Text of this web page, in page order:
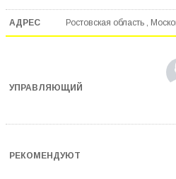
Ростовская область ,